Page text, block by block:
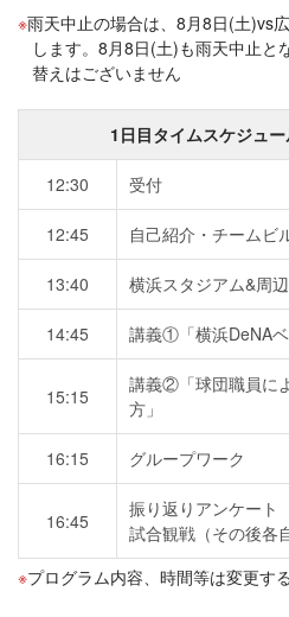
雨天中止の場合は、8月8日(土)vs
します。8月8日(土)も雨天中止と
替えはございません
1日目タイムスケジュー
12:30 受付
12:45 自己紹介・チームビ
13:40 横浜スタジアム&周
14:45 講義①「横浜DeNAベ
15:15
講義②「球団職員に
方」
16:15 グループワーク
16:45
振り返りアンケート
試合観戦（その後各
プログラム内容、時間等は変更す